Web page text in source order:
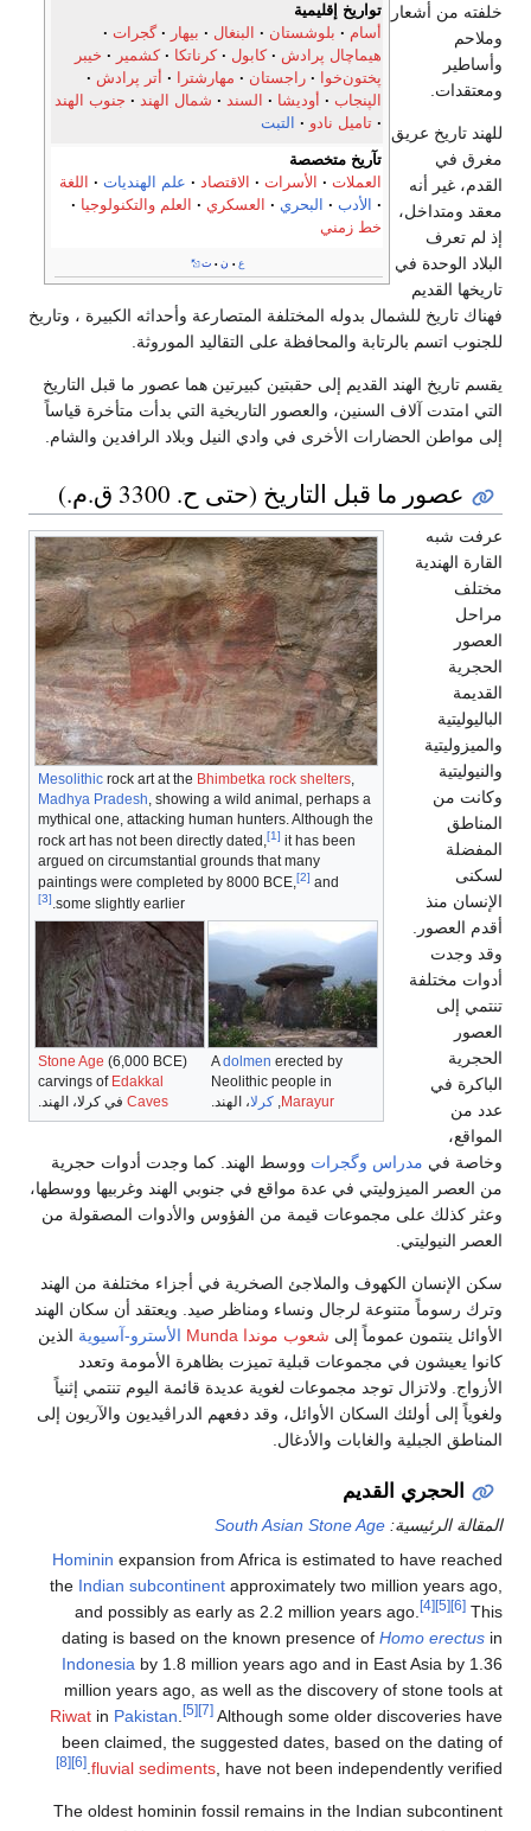
تواريخ إقليمية
أسام
بلوشستان البنغال بيهار
گجرات
هيماچال پرادش
كابول كرناتكا كشمير
خيبر
پختون‌خوا
راجستان مهارشترا
أتر پرادش
الپنجاب
أوديشا السند شمال الهند
جنوب الهند
تاميل نادو
التبت
تآريخ متخصصة
العملات
الأسرات الاقتصاد علم الهنديات
اللغة
الأدب
البحري العسكري
العلم والتكنولوجيا
خط زمني
ع • ن • ت
خلفته من أشعار
وملاحم
وأساطير
ومعتقدات.
للهند تاريخ عريق
مغرق في
القدم، غير أنه
معقد ومتداخل،
إذ لم تعرف
البلاد الوحدة في
تاريخها القديم
فهناك تاريخ للشمال بدوله المختلفة المتصارعة وأحداثه الكبيرة ، وتاريخ
للجنوب اتسم بالرتابة والمحافظة على التقاليد الموروثة.
يقسم تاريخ الهند القديم إلى حقبتين كبيرتين هما عصور ما قبل التاريخ
التي امتدت آلاف السنين، والعصور التاريخية التي بدأت متأخرة قياساً
إلى مواطن الحضارات الأخرى في وادي النيل وبلاد الرافدين والشام.
عصور ما قبل التاريخ (حتى ح. 3300 ق.م.)
Mesolithic rock art at the Bhimbetka rock shelters
Madhya Pradesh , showing a wild animal, perhaps a
mythical one, attacking human hunters. Although the
rock art has not been directly dated,
[1] it has been
argued on circumstantial grounds that many
paintings were completed by 8000 BCE,
[2] and
some slightly earlier.
[3]
Adolmen erected by
Neolithic people in
Marayur
, كرلا، الهند.
Stone Age (6,000 BCE)
carvings of Edakkal
Caves في كرلا، الهند.
عرفت شبه
القارة الهندية
مختلف
مراحل
العصور
الحجرية
القديمة
الباليوليتية
والميزوليتية
والنيوليتية
وكانت من
المناطق
المفضلة
لسكنى
الإنسان منذ
أقدم العصور.
وقد وجدت
أدوات مختلفة
تنتمي إلى
العصور
الحجرية
الباكرة في
عدد من
المواقع،
وخاصة في مدراس وگجرات ووسط الهند. كما وجدت أدوات حجرية
من العصر الميزوليتي في عدة مواقع في جنوبي الهند وغربيها ووسطها،
وعثر كذلك على مجموعات قيمة من الفؤوس والأدوات المصقولة من
العصر النيوليتي.
سكن الإنسان الكهوف والملاجئ الصخرية في أجزاء مختلفة من الهند
وترك رسوماً متنوعة لرجال ونساء ومناظر صيد. ويعتقد أن سكان الهند
الأوائل ينتمون عموماً إلى شعوب موندا Munda الأسترو-آسيوية الذين
كانوا يعيشون في مجموعات قبلية تميزت بظاهرة الأمومة وتعدد
الأزواج. ولاتزال توجد مجموعات لغوية عديدة قائمة اليوم تنتمي إثنياً
ولغوياً إلى أولئك السكان الأوائل، وقد دفعهم الدراڤيديون والآريون إلى
المناطق الجبلية والغابات والأدغال.
الحجري القديم
المقالة الرئيسية: South Asian Stone Age
Hominin expansion from Africa is estimated to have reached
the Indian subcontinent approximately two million years ago,
and possibly as early as 2.2 million years ago.
[4] [5] [6] This
dating is based on the known presence of Homo erectus in
Indonesia by 1.8 million years ago and in East Asia by 1.36
million years ago, as well as the discovery of stone tools at
Riwat in Pakistan [5] [7] Although some older discoveries have
been claimed, the suggested dates, based on the dating of
fluvial sediments , have not been independently verified.
[6]
[8]
The oldest hominin fossil remains in the Indian subcontinent